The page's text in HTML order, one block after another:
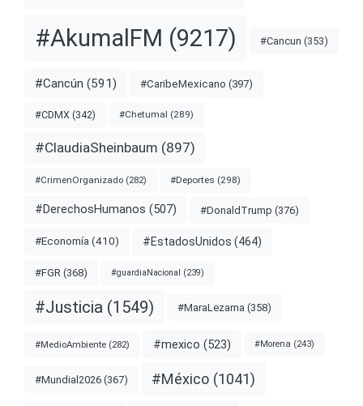
#AkumalFM (9217) #Cancun (353)
#Cancún (591) #CaribeMexicano (397)
#CDMX (342) #Chetumal (289)
#ClaudiaSheinbaum (897)
#CrimenOrganizado (282) #Deportes (298)
#DerechosHumanos (507) #DonaldTrump (376)
#Economía (410) #EstadosUnidos (464)
#FGR (368) #guardiaNacional (239)
#Justicia (1549) #MaraLezama (358)
#MedioAmbiente (282) #mexico (523) #Morena (243)
#Mundial2026 (367) #México (1041)